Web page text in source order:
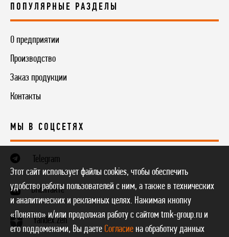
ПОПУЛЯРНЫЕ РАЗДЕЛЫ
О предприятии
Производство
Заказ продукции
Контакты
МЫ В СОЦСЕТЯХ
Telegram
ВКонтакте
Yandex.Zen
Этот сайт использует файлы cookies, чтобы обеспечить
удобство работы пользователей с ним, а также в технических
и аналитических и рекламных целях. Нажимая кнопку
«Понятно» и/или продолжая работу с сайтом tmk-group.ru и
его поддоменами, Вы даете Согласие на обработку данных